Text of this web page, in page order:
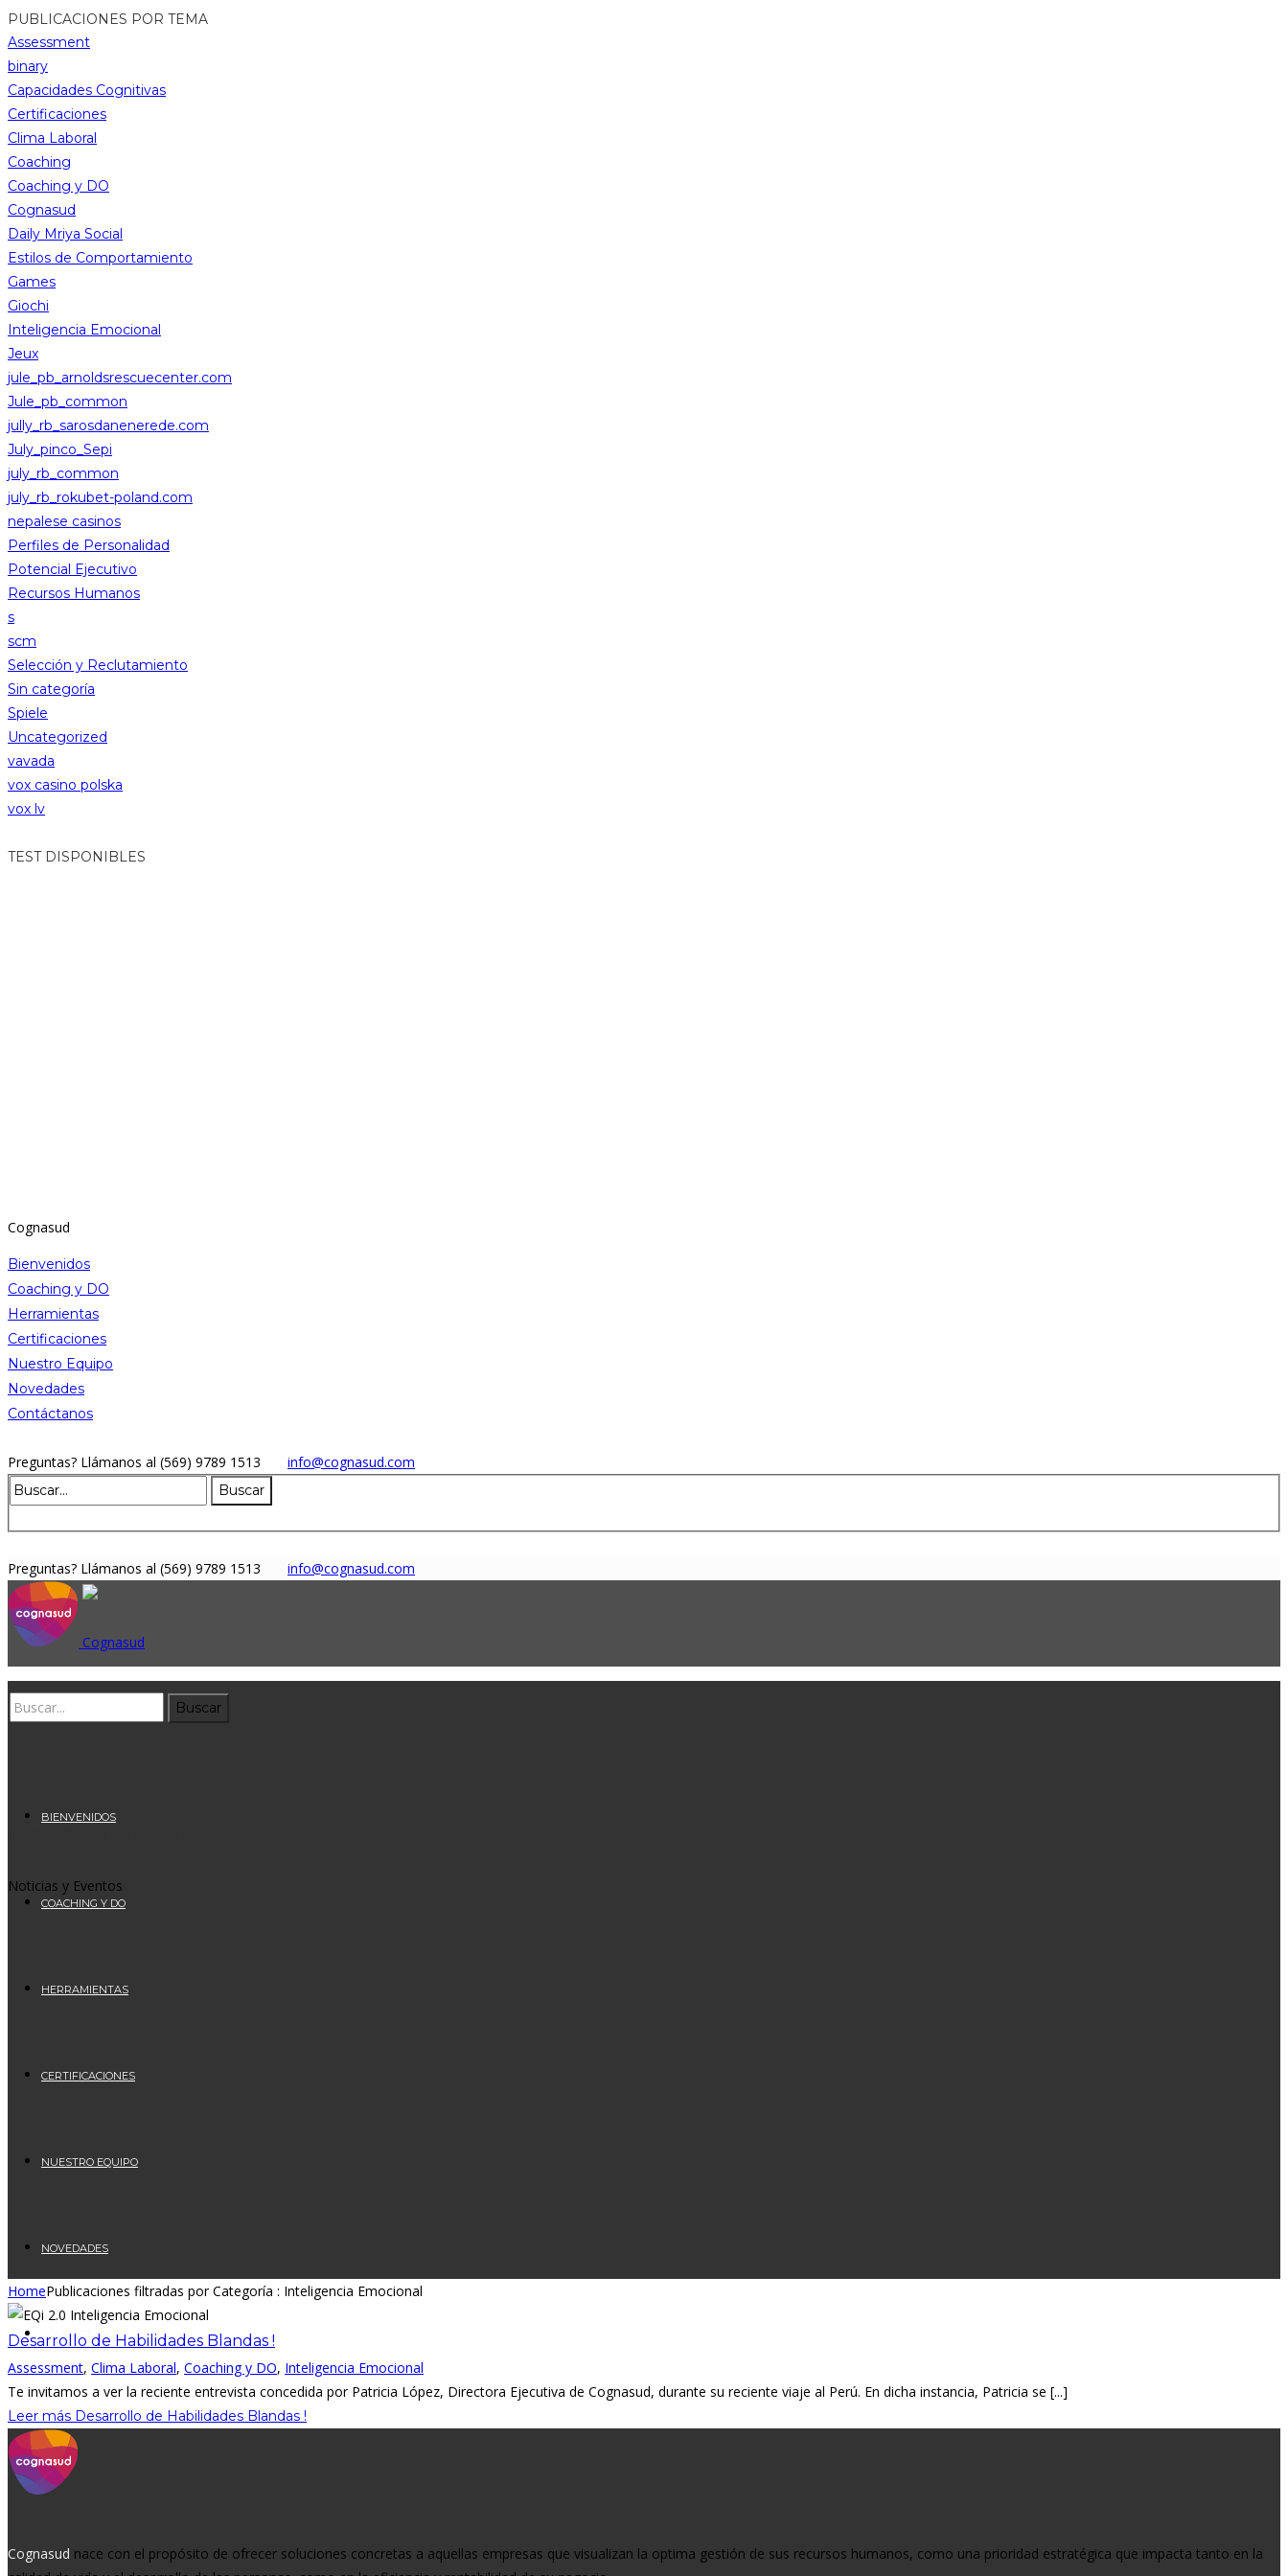
PUBLICACIONES POR TEMA
Assessment
binary
Capacidades Cognitivas
Certificaciones
Clima Laboral
Coaching
Coaching y DO
Cognasud
Daily Mriya Social
Estilos de Comportamiento
Games
Giochi
Inteligencia Emocional
Jeux
jule_pb_arnoldsrescuecenter.com
Jule_pb_common
jully_rb_sarosdanenerede.com
July_pinco_Sepi
july_rb_common
july_rb_rokubet-poland.com
nepalese casinos
Perfiles de Personalidad
Potencial Ejecutivo
Recursos Humanos
s
scm
Selección y Reclutamiento
Sin categoría
Spiele
Uncategorized
vavada
vox casino polska
vox lv
TEST DISPONIBLES
Cognasud
Bienvenidos
Coaching y DO
Herramientas
Certificaciones
Nuestro Equipo
Novedades
Contáctanos
Preguntas? Llámanos al (569) 9789 1513 info@cognasud.com
Preguntas? Llámanos al (569) 9789 1513 info@cognasud.com
BIENVENIDOS
COACHING Y DO
HERRAMIENTAS
CERTIFICACIONES
NUESTRO EQUIPO
NOVEDADES
CONTÁCTANOS
Noticias y Eventos
HomePublicaciones filtradas por Categoría : Inteligencia Emocional
Desarrollo de Habilidades Blandas !
Assessment, Clima Laboral, Coaching y DO, Inteligencia Emocional
Te invitamos a ver la reciente entrevista concedida por Patricia López, Directora Ejecutiva de Cognasud, durante su reciente viaje al Perú. En dicha instancia, Patricia se [...]
Leer más Desarrollo de Habilidades Blandas !
Cognasud nace con el propósito de ofrecer soluciones concretas a aquellas empresas que visualizan la optima gestión de sus recursos humanos, como una prioridad estratégica que impacta tanto en la